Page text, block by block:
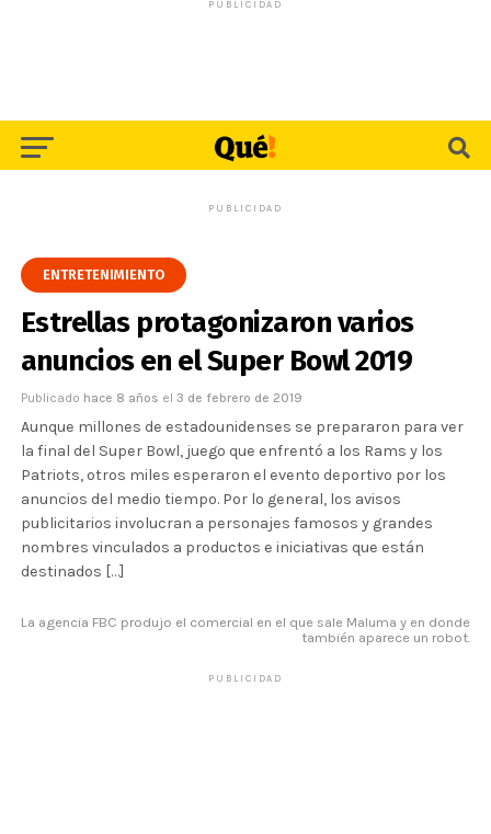
PUBLICIDAD
PUBLICIDAD
ENTRETENIMIENTO
Estrellas protagonizaron varios
anuncios en el Super Bowl 2019
Publicado hace 8 años el 3 de febrero de 2019
Aunque millones de estadounidenses se prepararon para ver
la final del Super Bowl, juego que enfrentó a los Rams y los
Patriots, otros miles esperaron el evento deportivo por los
anuncios del medio tiempo. Por lo general, los avisos
publicitarios involucran a personajes famosos y grandes
nombres vinculados a productos e iniciativas que están
destinados […]
La agencia FBC produjo el comercial en el que sale Maluma y en donde
también aparece un robot.
PUBLICIDAD